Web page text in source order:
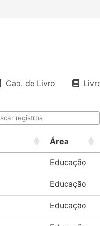
Cap. de Livro Livro
Área
Educação
Educação
Educação